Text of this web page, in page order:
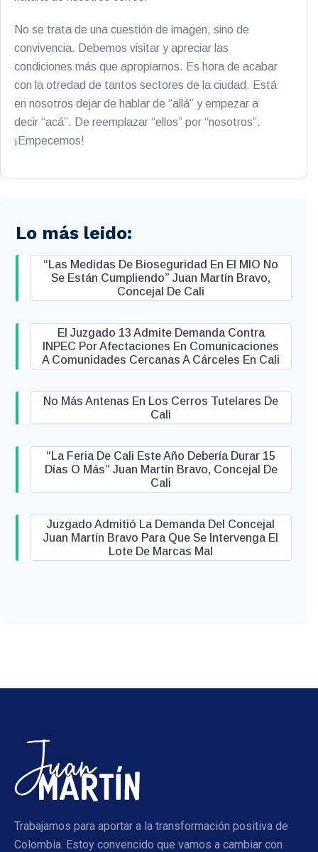
No se trata de una cuestión de imagen, sino de
convivencia. Debemos visitar y apreciar las
condiciones más que apropiarnos. Es hora de acabar
con la otredad de tantos sectores de la ciudad. Está
en nosotros dejar de hablar de “allá” y empezar a
decir “acá”. De reemplazar “ellos” por “nosotros”.
¡Empecemos!
Lo más leido:
“Las Medidas De Bioseguridad En El MIO No
Se Están Cumpliendo” Juan Martín Bravo,
Concejal De Cali
El Juzgado 13 Admite Demanda Contra
INPEC Por Afectaciones En Comunicaciones
A Comunidades Cercanas A Cárceles En Cali
No Más Antenas En Los Cerros Tutelares De
Cali
“La Feria De Cali Este Año Debería Durar 15
Días O Más” Juan Martín Bravo, Concejal De
Cali
Juzgado Admitió La Demanda Del Concejal
Juan Martín Bravo Para Que Se Intervenga El
Lote De Marcas Mal
Trabajamos para aportar a la transformación positiva de
Colombia. Estoy convencido que vamos a cambiar con